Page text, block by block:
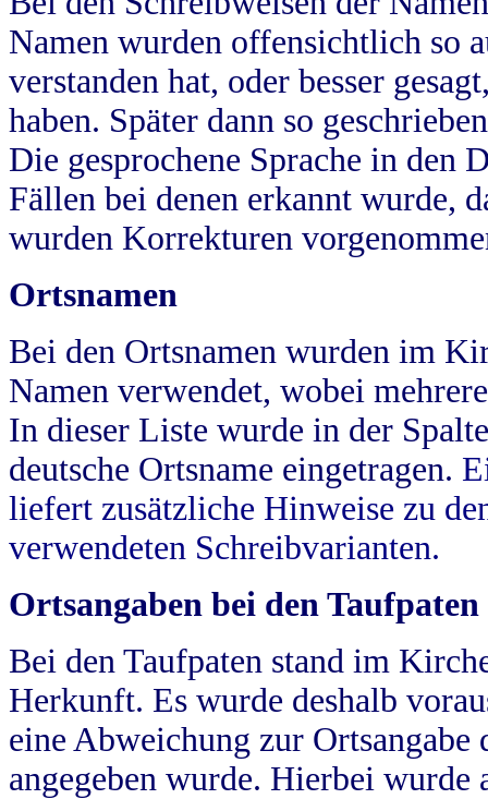
Namen wurden offensichtlich so
verstanden hat, oder besser
haben. Später dann so
Die gesprochene Sprache in
Fällen bei denen erkannt wurde,
wurden Korrekturen
Ortsnamen
Bei den Ortsnamen wurden im
Namen verwendet, wobei
In dieser Liste wurde in der
deutsche Ortsname eingetragen.
liefert zusätzliche Hinweise zu
verwendeten Schreibvarianten.
Ortsangaben bei den Taufpaten
Bei den Taufpaten stand im
Herkunft. Es wurde deshalb
eine Abweichung zur
angegeben wurde. Hierbei wurde